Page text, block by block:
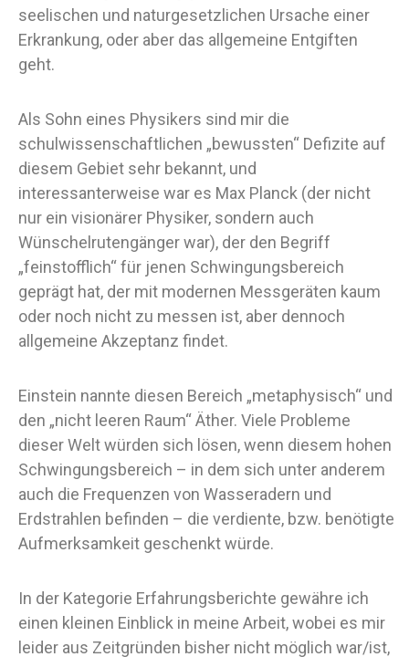
seelischen und naturgesetzlichen Ursache einer
Erkrankung, oder aber das allgemeine Entgiften
geht.
Als Sohn eines Physikers sind mir die
schulwissenschaftlichen „bewussten“ Defizite auf
diesem Gebiet sehr bekannt, und
interessanterweise war es Max Planck (der nicht
nur ein visionärer Physiker, sondern auch
Wünschelrutengänger war), der den Begriff
„feinstofflich“ für jenen Schwingungsbereich
geprägt hat, der mit modernen Messgeräten kaum
oder noch nicht zu messen ist, aber dennoch
allgemeine Akzeptanz findet.
Einstein nannte diesen Bereich „metaphysisch“ und
den „nicht leeren Raum“ Äther. Viele Probleme
dieser Welt würden sich lösen, wenn diesem hohen
Schwingungsbereich – in dem sich unter anderem
auch die Frequenzen von Wasseradern und
Erdstrahlen befinden – die verdiente, bzw. benötigte
Aufmerksamkeit geschenkt würde.
In der Kategorie Erfahrungsberichte gewähre ich
einen kleinen Einblick in meine Arbeit, wobei es mir
leider aus Zeitgründen bisher nicht möglich war/ist,